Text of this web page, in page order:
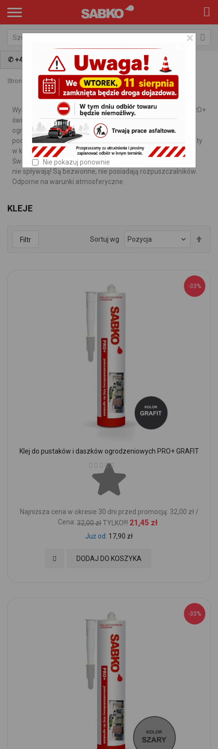
✆ +48 797 009 981
Strona główna Kategorie Chemia Kleje
Wysokowydajne kleje jednoskładnikowe DEFENS i SABKO PRO+
świetnie sprawdzą się do łączenia elementów systemów
ogrodzeniowych. Śmiało można je stosować na mokrym
podłożu. Prezentowane kleje w naszej ofercie łączą elementy
w krótkim czasie, ich wydajność szacuje się na 7 – 8 mb.
Świetnie sprawdzą się do połączeń poziomych i pionowych -
nie spływają! Są bezwonne, nie posiadają rozpuszczalników.
Odporne na warunki atmosferyczne.
KLEJE
Filtr Sortuj wg
-33%
Klej do pustaków i daszków ogrodzeniowych PRO+ GRAFIT
Ocena:
Najniższa cena w okresie 30 dni przed promocją: 32,00 zł /
Cena: 32,00 złTYLKO!!! 21,45 zł
Już od 17,90 zł
DODAJ DO KOSZYKA
Dodaj do Ulubionych
-33%
×
Nie pokazuj ponownie